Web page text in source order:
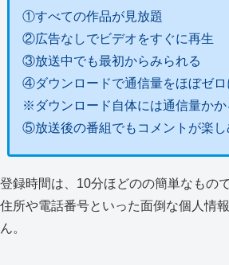
①すべての作品が見放題
②広告なしでビデオをすぐに再生
③放送中でも最初からみられる
④ダウンロードで通信量をほぼゼロ
※ダウンロード自体には通信量かか
⑤放送後の番組でもコメントが楽し
登録時間は、10分ほどのの簡単なもので
住所や電話番号といった面倒な個人情
ん。